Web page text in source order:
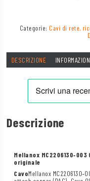
Categorie: Cavi di rete,
DESCRIZIONE
Descrizione
Mellanox
originale
CavoMellanox